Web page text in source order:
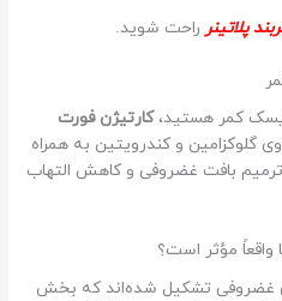
پلاتینر راحت شوید.
دیسک کمر هستید،کارتیژن فورت
و کندرویتین به همراه
بافت غضروفی و کاهش التهاب
مؤثر است؟
غضروفی تشکیل شده‌اند که بخش